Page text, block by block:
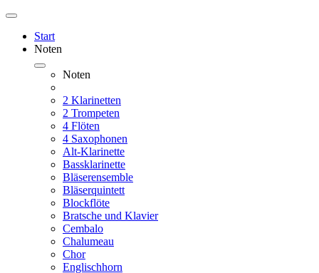
Start
Noten
Noten
2 Klarinetten
2 Trompeten
4 Flöten
4 Saxophonen
Alt-Klarinette
Bassklarinette
Bläserensemble
Bläserquintett
Blockflöte
Bratsche und Klavier
Cembalo
Chalumeau
Chor
Englischhorn